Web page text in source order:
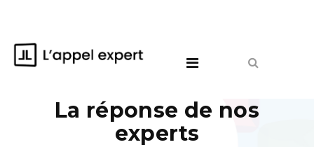
La réponse de nos
experts